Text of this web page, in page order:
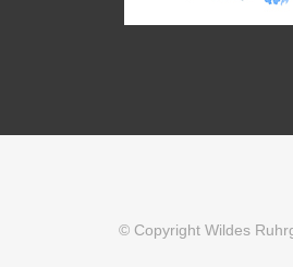
© Copyright Wildes